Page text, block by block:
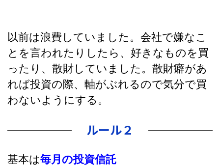
以前は浪費していました。会社で嫌なこ
とを言われたりしたら、好きなものを買
ったり、散財していました。散財癖があ
れば投資の際、軸がぶれるので気分で買
わないようにする。
ルール２
基本は毎月の投資信託